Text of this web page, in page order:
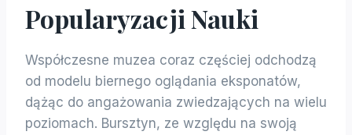
Popularyzacji Nauki
Współczesne muzea coraz częściej odchodzą
od modelu biernego oglądania eksponatów,
dążąc do angażowania zwiedzających na wielu
poziomach. Bursztyn, ze względu na swoją